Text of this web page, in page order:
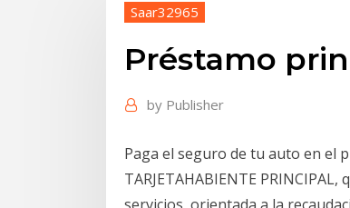
Saar32965
Préstamo
by Publisher
Paga el seguro de tu auto en el
TARJETAHABIENTE